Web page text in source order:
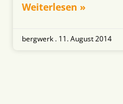
Weiterlesen »
bergwerk . 11. August 2014